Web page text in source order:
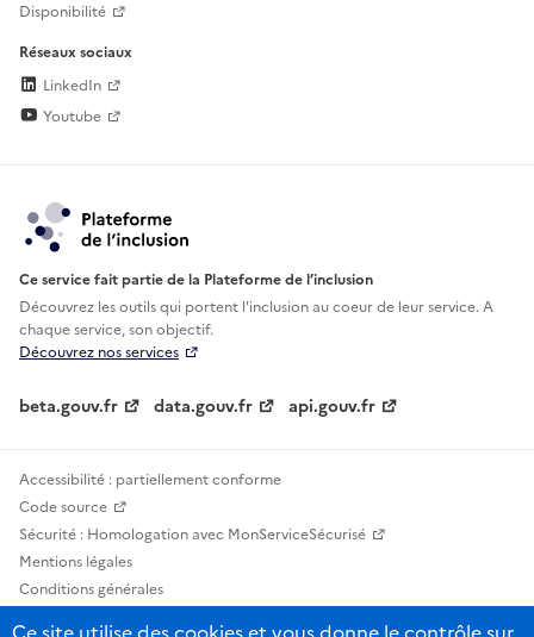
Disponibilité
Réseaux sociaux
LinkedIn
Youtube
Ce service fait partie de la Plateforme de l’inclusion
Découvrez les outils qui portent l'inclusion aucoeur de leur service. A
chaque service, son objectif.
Découvrez nos services
beta.gouv.fr data.gouv.fr api.gouv.fr
Accessibilité : partiellement conforme
Code source
Sécurité : Homologation avec MonServiceSécurisé
Mentions légales
Conditions générales